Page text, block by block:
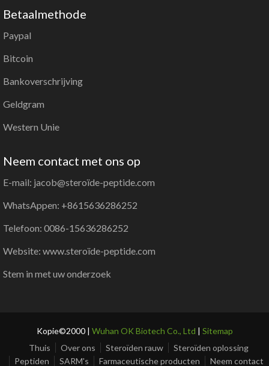
Betaalmethode
Paypal
Bitcoin
Bankoverschrijving
Geldgram
Western Unie
Neem contact met ons op
E-mail: jacob@steroïde-peptide.com
WhatsAppen: +8615636286252
Telefoon: 0086-15636286252
Website: www.steroïde-peptide.com
Stem in met uw onderzoek
Kopie©2000 | Wuhan OK Biotech Co., Ltd | Sitemap
Thuis
Over ons Steroïden rauw
Steroïden oplossing
Peptiden
SARM's Farmaceutische producten Neem contact